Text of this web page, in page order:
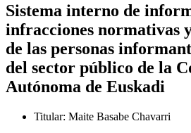
Sistema interno de
infracciones normativas
de las personas
del sector público de la
Autónoma de Euskadi
Titular: Maite Basabe Chavarri